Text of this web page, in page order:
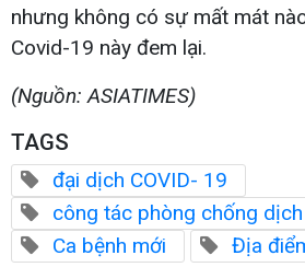
nhưng không có sự mất mát
Covid-19 này đem lại.
(Nguồn: ASIATIMES)
TAGS
đại dịch COVID- 19
công tác phòng chống
Ca bệnh mới
Địa